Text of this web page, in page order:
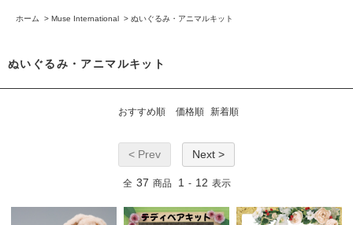
ホーム > Muse International > ぬいぐるみ・アニマルキット
ぬいぐるみ・アニマルキット
おすすめ順 価格順 新着順
< Prev Next >
全 37 商品 1 - 12 表示